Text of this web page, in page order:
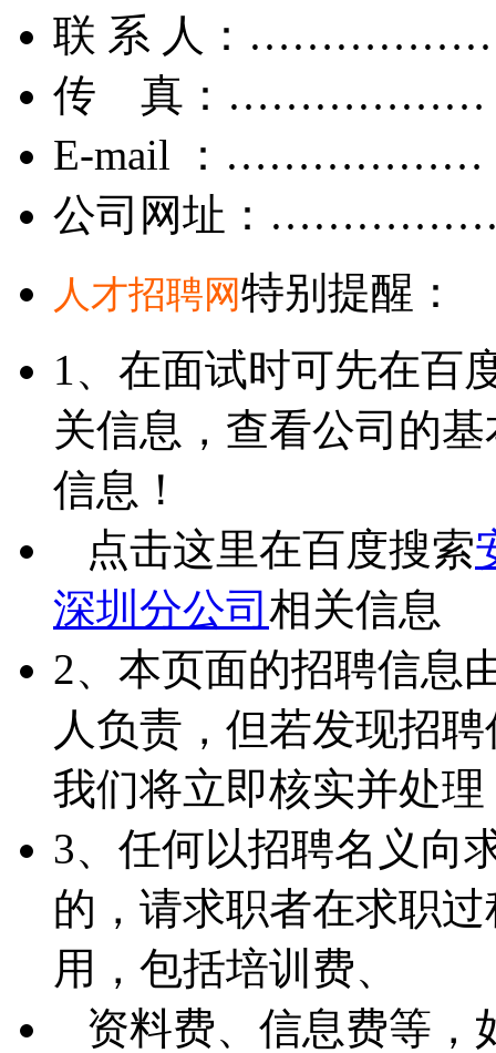
联 系 人：
传 真：………………
E-mail ：………………
公司网址：
人才招聘网特别提醒：
1、在面试时可先在百
关信息，查看公司的
信息！
点击这里在百度搜索
深圳分公司 相关信息
2、本页面的招聘信息
人负责，但若发现招
我们将立即核实并处理
3、任何以招聘名义向
的，请求职者在求职
用，包括培训费、
资料费、信息费等，